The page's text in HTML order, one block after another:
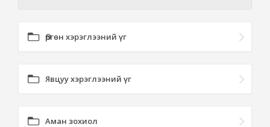
Өргөн хэрэглээний үг
Явцуу хэрэглээний үг
Аман зохиол